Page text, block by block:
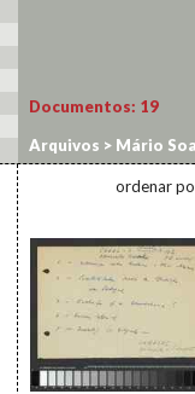
Documentos: 19
Arquivos > Mário
Entrevistas e
ordenar